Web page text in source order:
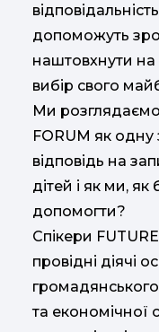
допоможуть
наштовхнути
вибір свого
Ми
FORUM як
відповідь на
дітей і як ми,
допомогти?
Спікери
провідні діячі
громадянського
та економічної